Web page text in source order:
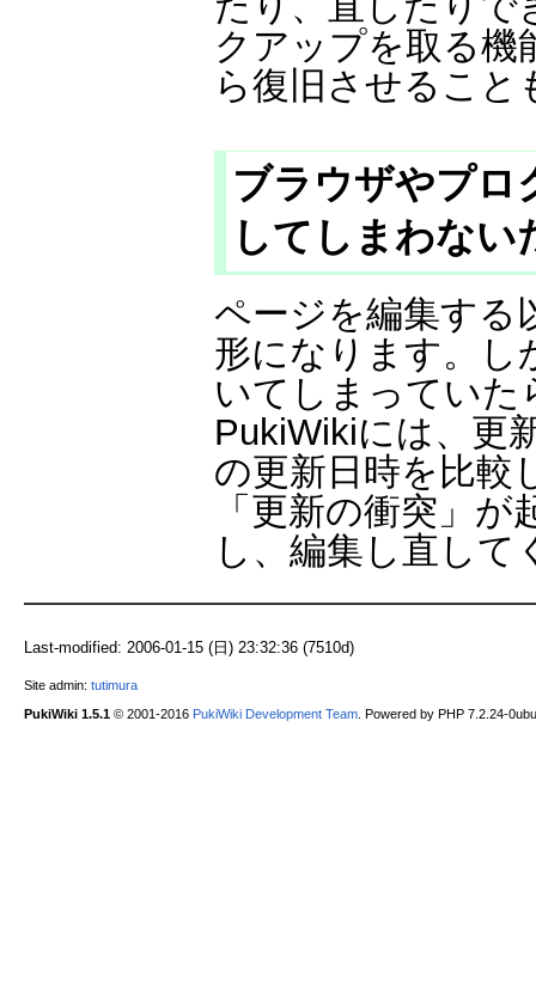
クアップを取る機
ら復旧させること
ブラウザやプロ
してしまわな
ページを編集する
形になります。し
いてしまっていた
PukiWikiには、更
の更新日時を比較
「更新の衝突」
し、編集し直して
Last-modified: 2006-01-15 (日) 23:32:36 (7510d)
Site admin: tutimura
PukiWiki 1.5.1© 2001-2016 PukiWiki Development Team. Powered by PHP 7.2.24-